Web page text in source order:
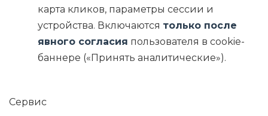
карта кликов, параметры сессии и
устройства. Включаются только после
явного согласия пользователя в cookie-
баннере («Принять аналитические»).
Сервис